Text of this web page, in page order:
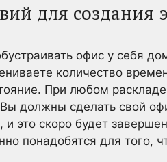
для
офис у себя
количество
При любом
должны сделать свой
и это скоро будет
понадобятся для того,